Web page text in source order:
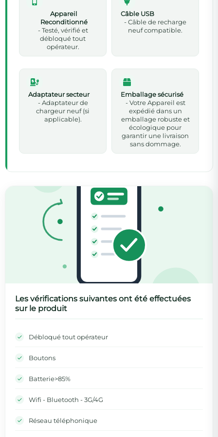
Appareil
Reconditionné
- Testé, vérifié et
débloqué tout
opérateur.
Câble USB
- Câble de recharge
neuf compatible.
Adaptateur secteur
- Adaptateur de
chargeur neuf (si
applicable).
Emballage sécurisé
- Votre Appareil est
expédié dans un
emballage robuste et
écologique pour
garantir une livraison
sans dommage.
Les vérifications suivantes ont été effectuées
sur le produit
Débloqué tout opérateur
Boutons
Batterie>85%
Wifi - Bluetooth - 3G/4G
Réseau téléphonique